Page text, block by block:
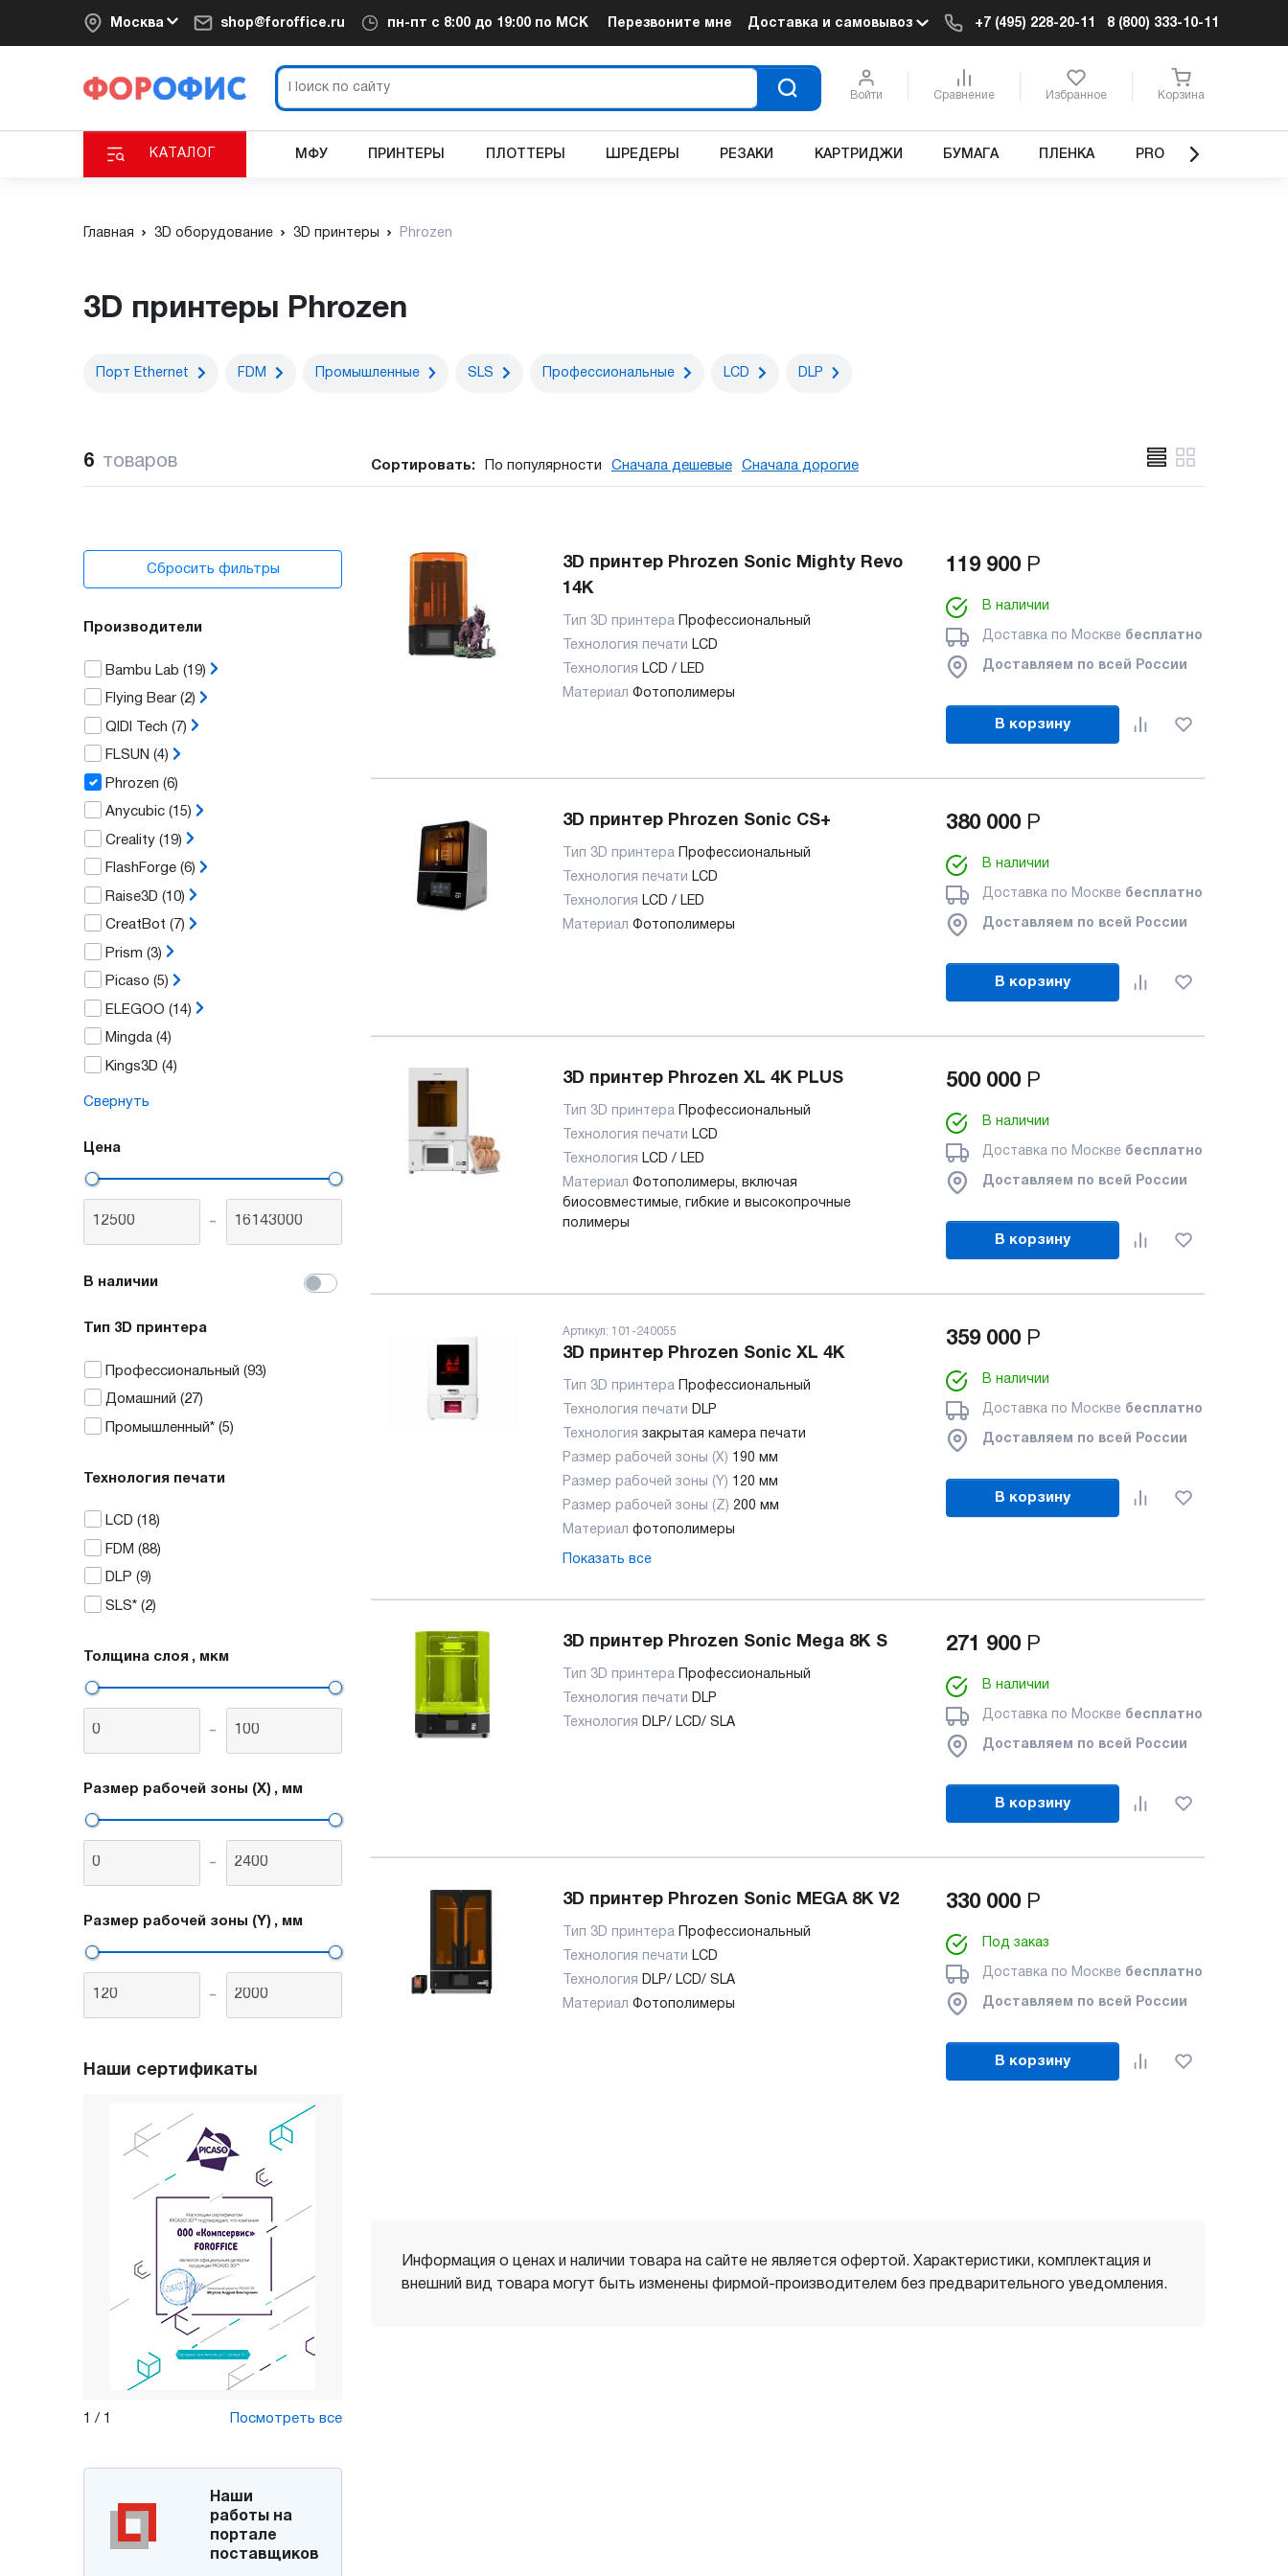
Москва shop@foroffice.ru пн-пт с 8:00 до 19:00 по МСК Перезвоните мне Доставка и самовывоз +7 (495) 228-20-11 8 (800) 333-10-11
Войти Сравнение Избранное Корзина
КАТАЛОГ МФУ ПРИНТЕРЫ ПЛОТТЕРЫ ШРЕДЕРЫ РЕЗАКИ КАРТРИДЖИ БУМАГА ПЛЕНКА PRO
Главная 3D оборудование 3D принтеры Phrozen
3D принтеры Phrozen
Порт Ethernet FDM Промышленные SLS Профессиональные LCD DLP
6 товаров Сортировать: По популярности Сначала дешевые Сначала дорогие
Сбросить фильтры
Производители
Bambu Lab (19)
Flying Bear (2)
QIDI Tech (7)
FLSUN (4)
Phrozen (6)
Anycubic (15)
Creality (19)
FlashForge (6)
Raise3D (10)
CreatBot (7)
Prism (3)
Picaso (5)
ELEGOO (14)
Mingda (4)
Kings3D (4)
Свернуть
Цена
-
В наличии
Тип 3D принтера
Профессиональный (93)
Домашний (27)
Промышленный* (5)
Технология печати
LCD (18)
FDM (88)
DLP (9)
SLS* (2)
Толщина слоя , мкм
-
Размер рабочей зоны (X) , мм
-
Размер рабочей зоны (Y) , мм
-
Наши сертификаты
1 / 1 Посмотреть все
Наши
работы на
портале
поставщиков
3D принтер Phrozen Sonic Mighty Revo
14K
Тип 3D принтера
Профессиональный
Технология печати LCD
Технология LCD / LED
Материал Фотополимеры
119 900 Р
В наличии
Доставка по Москве бесплатно
Доставляем по всей России
В корзину
3D принтер Phrozen Sonic CS+
Тип 3D принтера
Профессиональный
Технология печати LCD
Технология LCD / LED
Материал Фотополимеры
380 000 Р
В наличии
Доставка по Москве бесплатно
Доставляем по всей России
В корзину
3D принтер Phrozen XL 4K PLUS
Тип 3D принтера
Профессиональный
Технология печати LCD
Технология LCD / LED
Материал Фотополимеры, включая
биосовместимые, гибкие и высокопрочные
полимеры
500 000 Р
В наличии
Доставка по Москве бесплатно
Доставляем по всей России
В корзину
Артикул: 101-240055
3D принтер Phrozen Sonic XL 4K
Тип 3D принтера
Профессиональный
Технология печати DLP
Технология закрытая камера печати
Размер рабочей зоны (X) 190 мм
Размер рабочей зоны (Y) 120 мм
Размер рабочей зоны (Z) 200 мм
Материал фотополимеры
Показать все
359 000 Р
В наличии
Доставка по Москве бесплатно
Доставляем по всей России
В корзину
3D принтер Phrozen Sonic Mega 8K S
Тип 3D принтера
Профессиональный
Технология печати DLP
Технология DLP/ LCD/ SLA
271 900 Р
В наличии
Доставка по Москве бесплатно
Доставляем по всей России
В корзину
3D принтер Phrozen Sonic MEGA 8K V2
Тип 3D принтера
Профессиональный
Технология печати LCD
Технология DLP/ LCD/ SLA
Материал Фотополимеры
330 000 Р
Под заказ
Доставка по Москве бесплатно
Доставляем по всей России
В корзину
Информация о ценах и наличии товара на сайте не является офертой. Характеристики, комплектация и
внешний вид товара могут быть изменены фирмой-производителем без предварительного уведомления.